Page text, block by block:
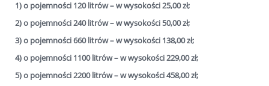
1) o pojemności 120 litrów – w wysokości 25,00 zł;
2) o pojemności 240 litrów – w wysokości 50,00 zł;
3) o pojemności 660 litrów – w wysokości 138,00 zł;
4) o pojemności 1100 litrów – w wysokości 229,00 zł;
5) o pojemności 2200 litrów – w wysokości 458,00 zł;